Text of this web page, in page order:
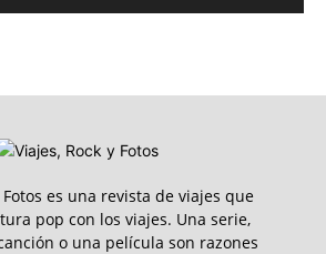
Fotos es una revista de viajes que
pop con los viajes. Una serie,
o una película son razones